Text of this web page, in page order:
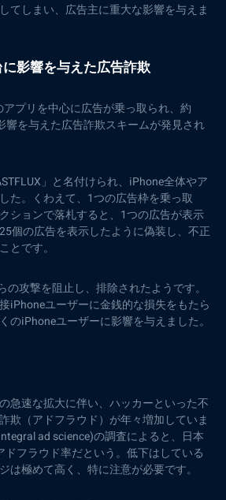
てしまい、広告主に重大な影響を与えま
影響を与えた広告詐欺
プリを中心に広告が乗っ取られ、約
響を与えた広告詐欺スキームが発見され
」と名付けられ、iPhone全体やア
た。くわえて、1つの広告枠を乗っ取
ションで落札すると、1つの広告が表示
個の広告を表示したように偽装し、不正
とです。
の攻撃を阻止し、排除されたようです。
iPhoneユーザーに金銭的な損失をもたら
のiPhoneユーザーに影響を与えました。
急速な拡大に伴い、ハッカーといった不
欺（アドフラウド）が年々増加していま
ad science)の調査によると、日本
フラウド率だという。低下はしている
は極めて高く、特に注意が必要です。